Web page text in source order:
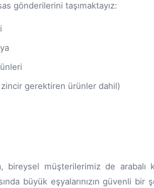
gönderilerini taşımaktayız:
gerektiren ürünler dahil)
bireysel müşterilerimiz de
büyük eşyalarınızın güvenli bir